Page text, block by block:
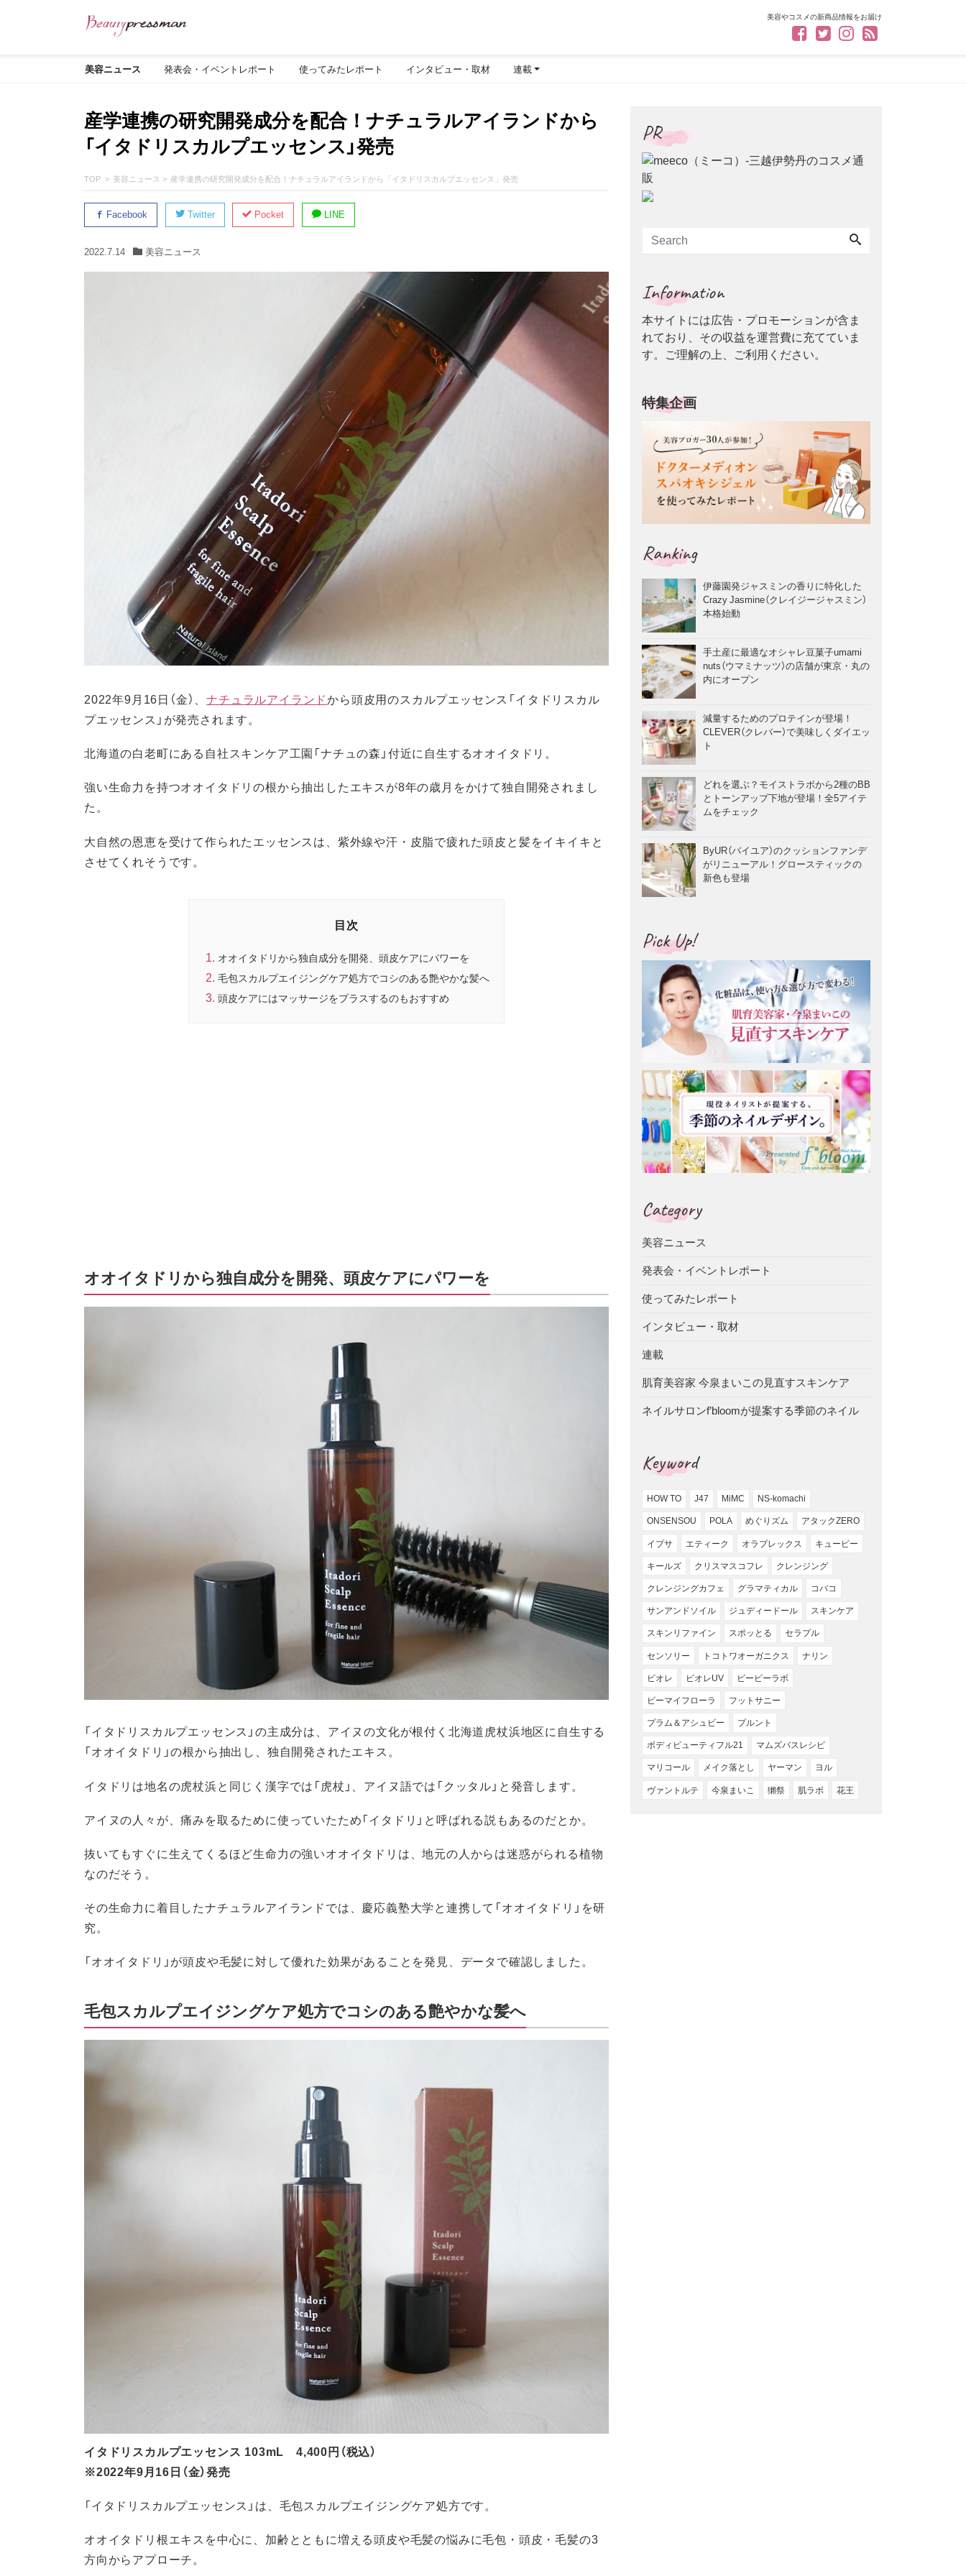
美容やコスメの新商品情報をお届け
美容ニュース 発表会・イベントレポート 使ってみたレポート インタビュー・取材 連載
産学連携の研究開発成分を配合！ナチュラルアイランドから
「イタドリスカルプエッセンス」発売
TOP 美容ニュース 産学連携の研究開発成分を配合！ナチュラルアイランドから「イタドリスカルプエッセンス」発売
Facebook Twitter Pocket LINE
2022.7.14 美容ニュース
2022年9月16日（金）、ナチュラルアイランドから頭皮用のスカルプエッセンス「イタドリスカル
プエッセンス」が発売されます。
北海道の白老町にある自社スキンケア工園「ナチュの森」付近に自生するオオイタドリ。
強い生命力を持つオオイタドリの根から抽出したエキスが8年の歳月をかけて独自開発されまし
た。
大自然の恩恵を受けて作られたエッセンスは、紫外線や汗・皮脂で疲れた頭皮と髪をイキイキと
させてくれそうです。
目次
オオイタドリから独自成分を開発、頭皮ケアにパワーを
毛包スカルプエイジングケア処方でコシのある艶やかな髪へ
頭皮ケアにはマッサージをプラスするのもおすすめ
オオイタドリから独自成分を開発、頭皮ケアにパワーを
「イタドリスカルプエッセンス」の主成分は、アイヌの文化が根付く北海道虎杖浜地区に自生する
「オオイタドリ」の根から抽出し、独自開発されたエキス。
イタドリは地名の虎杖浜と同じく漢字では「虎杖」、アイヌ語では「クッタル」と発音します。
アイヌの人々が、痛みを取るために使っていたため「イタドリ」と呼ばれる説もあるのだとか。
抜いてもすぐに生えてくるほど生命力の強いオオイタドリは、地元の人からは迷惑がられる植物
なのだそう。
その生命力に着目したナチュラルアイランドでは、慶応義塾大学と連携して「オオイタドリ」を研
究。
「オオイタドリ」が頭皮や毛髪に対して優れた効果があることを発見、データで確認しました。
毛包スカルプエイジングケア処方でコシのある艶やかな髪へ
イタドリスカルプエッセンス 103mL 4,400円（税込）
※2022年9月16日（金）発売
「イタドリスカルプエッセンス」は、毛包スカルプエイジングケア処方です。
オオイタドリ根エキスを中心に、加齢とともに増える頭皮や毛髪の悩みに毛包・頭皮・毛髪の3
方向からアプローチ。
PR
Information
本サイトには広告・プロモーションが含ま
れており、その収益を運営費に充てていま
す。ご理解の上、ご利用ください。
特集企画
Ranking
伊藤園発ジャスミンの香りに特化した
Crazy Jasmine（クレイジージャスミン）
本格始動
手土産に最適なオシャレ豆菓子umami
nuts（ウマミナッツ）の店舗が東京・丸の
内にオープン
減量するためのプロテインが登場！
CLEVER（クレバー）で美味しくダイエッ
ト
どれを選ぶ？モイストラボから2種のBB
とトーンアップ下地が登場！全5アイテ
ムをチェック
ByUR（バイユア）のクッションファンデ
がリニューアル！グロースティックの
新色も登場
Pick Up!
Category
美容ニュース
発表会・イベントレポート
使ってみたレポート
インタビュー・取材
連載
肌育美容家 今泉まいこの見直すスキンケア
ネイルサロンf’bloomが提案する季節のネイル
Keyword
HOW TO J47 MiMC NS-komachi
ONSENSOU POLA めぐりズム アタックZERO
イプサ エティーク オラプレックス キューピー
キールズ クリスマスコフレ クレンジング
クレンジングカフェ グラマティカル コバコ
サンアンドソイル ジュディードール スキンケア
スキンリファイン スポッとる セラプル
センソリー トコトワオーガニクス ナリン
ビオレ ビオレUV ビービーラボ
ビーマイフローラ フットサニー
プラム＆アシュビー プルント
ボディビューティフル21 マムズバスレシピ
マリコール メイク落とし ヤーマン ヨル
ヴァントルテ 今泉まいこ 獺祭 肌ラボ 花王